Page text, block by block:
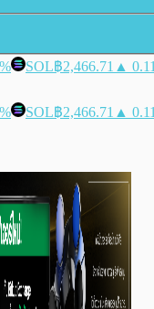
SOL฿2,466.71 ▲
SOL฿2,466.71 ▲